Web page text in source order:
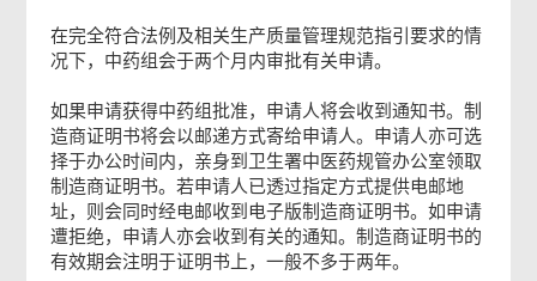
在完全符合法例及相关生产质量管理规范指引要求的情
况下，中药组会于两个月内审批有关申请。
如果申请获得中药组批准，申请人将会收到通知书。制
造商证明书将会以邮递方式寄给申请人。申请人亦可选
择于办公时间内，亲身到卫生署中医药规管办公室领取
制造商证明书。若申请人已透过指定方式提供电邮地
址，则会同时经电邮收到电子版制造商证明书。如申请
遭拒绝，申请人亦会收到有关的通知。制造商证明书的
有效期会注明于证明书上，一般不多于两年。